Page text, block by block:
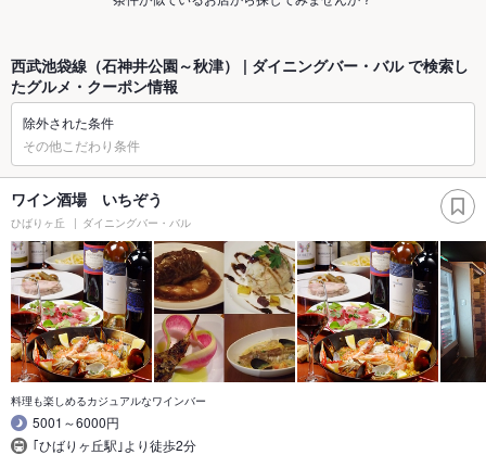
西武池袋線（石神井公園～秋津） | ダイニングバー・バル で検索し
たグルメ・クーポン情報
除外された条件
その他こだわり条件
ワイン酒場 いちぞう
ひばりヶ丘 ダイニングバー・バル
料理も楽しめるカジュアルなワインバー
5001～6000円
｢ひばりヶ丘駅｣より徒歩2分